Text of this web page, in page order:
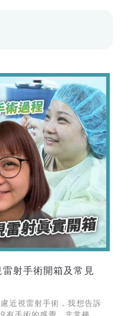
射手術開箱及常見
近視雷射手術，我想告訴